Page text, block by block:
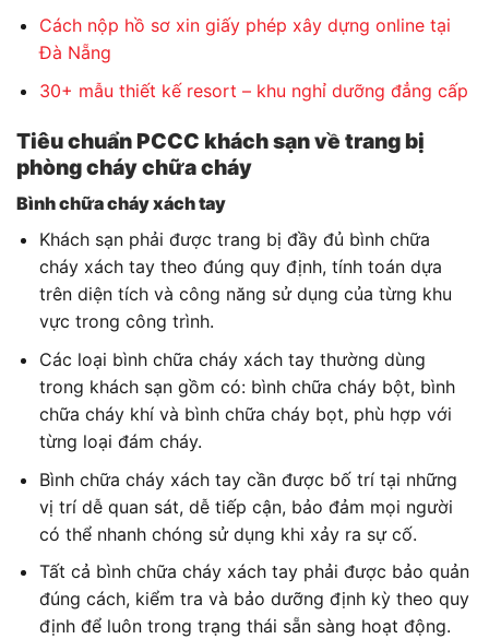
Cách nộp hồ sơ xin giấy phép xây dựng online tại
Đà Nẵng
30+ mẫu thiết kế resort – khu nghỉ dưỡng đẳng cấp
Tiêu chuẩn PCCC khách sạn về trang bị
phòng cháy chữa cháy
Bình chữa cháy xách tay
Khách sạn phải được trang bị đầy đủ bình chữa
cháy xách tay theo đúng quy định, tính toán dựa
trên diện tích và công năng sử dụng của từng khu
vực trong công trình.
Các loại bình chữa cháy xách tay thường dùng
trong khách sạn gồm có: bình chữa cháy bột, bình
chữa cháy khí và bình chữa cháy bọt, phù hợp với
từng loại đám cháy.
Bình chữa cháy xách tay cần được bố trí tại những
vị trí dễ quan sát, dễ tiếp cận, bảo đảm mọi người
có thể nhanh chóng sử dụng khi xảy ra sự cố.
Tất cả bình chữa cháy xách tay phải được bảo quản
đúng cách, kiểm tra và bảo dưỡng định kỳ theo quy
định để luôn trong trạng thái sẵn sàng hoạt động.